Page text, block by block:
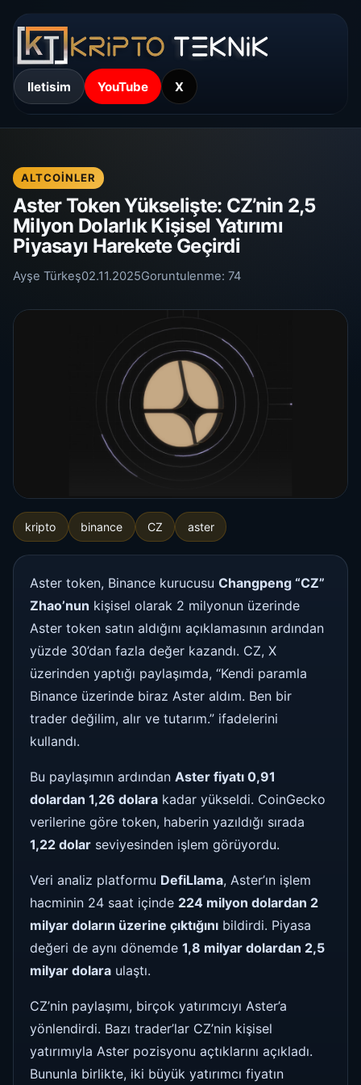
Iletisim YouTube X
ALTCOINLER
Aster Token Yükselişte: CZ’nin 2,5
Milyon Dolarlık Kişisel Yatırımı
Piyasayı Harekete Geçirdi
Ayşe Türkeş02.11.2025Goruntulenme: 74
kripto binance CZ aster
Aster token, Binance kurucusu Changpeng “CZ”
Zhao’nun kişisel olarak 2 milyonun üzerinde
Aster token satın aldığını açıklamasının ardından
yüzde 30’dan fazla değer kazandı. CZ, X
üzerinden yaptığı paylaşımda, “Kendi paramla
Binance üzerinde biraz Aster aldım. Ben bir
trader değilim, alır ve tutarım.” ifadelerini
kullandı.
Bu paylaşımın ardından Aster fiyatı 0,91
dolardan 1,26 dolara kadar yükseldi. CoinGecko
verilerine göre token, haberin yazıldığı sırada
1,22 dolar seviyesinden işlem görüyordu.
Veri analiz platformu DefiLlama, Aster’ın işlem
hacminin 24 saat içinde 224 milyon dolardan 2
milyar doların üzerine çıktığını bildirdi. Piyasa
değeri de aynı dönemde 1,8 milyar dolardan 2,5
milyar dolara ulaştı.
CZ’nin paylaşımı, birçok yatırımcıyı Aster’a
yönlendirdi. Bazı trader’lar CZ’nin kişisel
yatırımıyla Aster pozisyonu açtıklarını açıkladı.
Bununla birlikte, iki büyük yatırımcı fiyatın